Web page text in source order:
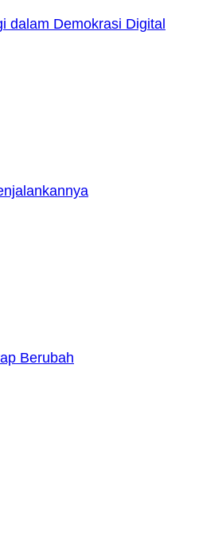
dalam Demokrasi Digital
Berubah